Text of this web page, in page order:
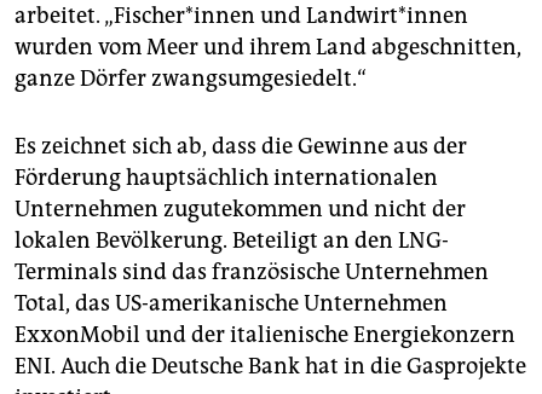
arbeitet. „Fischer*innen und Landwirt*innen
wurden vom Meer und ihrem Land abgeschnitten,
ganze Dörfer zwangsumgesiedelt.“
Es zeichnet sich ab, dass die Gewinne aus der
Förderung hauptsächlich internationalen
Unternehmen zugutekommen und nicht der
lokalen Bevölkerung. Beteiligt an den LNG-
Terminals sind das französische Unternehmen
Total, das US-amerikanische Unternehmen
ExxonMobil und der italienische Energiekonzern
ENI. Auch die Deutsche Bank hat in die Gasprojekte